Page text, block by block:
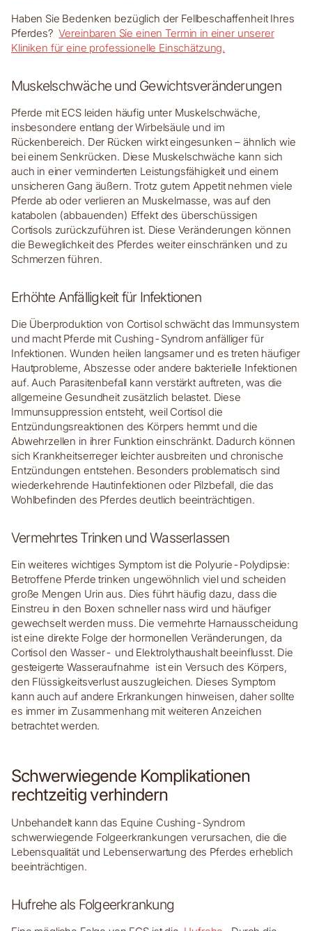
Haben Sie Bedenken bezüglich der Fellbeschaffenheit Ihres
Pferdes? Vereinbaren Sie einen Termin in einer unserer
Kliniken für eine professionelle Einschätzung.
Muskelschwäche und Gewichtsveränderungen
Pferde mit ECS leiden häufig unter Muskelschwäche,
insbesondere entlang der Wirbelsäule und im
Rückenbereich. Der Rücken wirkt eingesunken – ähnlich wie
bei einem Senkrücken. Diese Muskelschwäche kann sich
auch in einer verminderten Leistungsfähigkeit und einem
unsicheren Gang äußern. Trotz gutem Appetit nehmen viele
Pferde ab oder verlieren an Muskelmasse, was auf den
katabolen (abbauenden) Effekt des überschüssigen
Cortisols zurückzuführen ist. Diese Veränderungen können
die Beweglichkeit des Pferdes weiter einschränken und zu
Schmerzen führen.
Erhöhte Anfälligkeit für Infektionen
Die Überproduktion von Cortisol schwächt das Immunsystem
und macht Pferde mit Cushing-Syndrom anfälliger für
Infektionen. Wunden heilen langsamer und es treten häufiger
Hautprobleme, Abszesse oder andere bakterielle Infektionen
auf. Auch Parasitenbefall kann verstärkt auftreten, was die
allgemeine Gesundheit zusätzlich belastet. Diese
Immunsuppression entsteht, weil Cortisol die
Entzündungsreaktionen des Körpers hemmt und die
Abwehrzellen in ihrer Funktion einschränkt. Dadurch können
sich Krankheitserreger leichter ausbreiten und chronische
Entzündungen entstehen. Besonders problematisch sind
wiederkehrende Hautinfektionen oder Pilzbefall, die das
Wohlbefinden des Pferdes deutlich beeinträchtigen.
Vermehrtes Trinken und Wasserlassen
Ein weiteres wichtiges Symptom ist die Polyurie-Polydipsie:
Betroffene Pferde trinken ungewöhnlich viel und scheiden
große Mengen Urin aus. Dies führt häufig dazu, dass die
Einstreu in den Boxen schneller nass wird und häufiger
gewechselt werden muss. Die vermehrte Harnausscheidung
ist eine direkte Folge der hormonellen Veränderungen, da
Cortisol den Wasser- und Elektrolythaushalt beeinflusst. Die
gesteigerte Wasseraufnahme ist ein Versuch des Körpers,
den Flüssigkeitsverlust auszugleichen. Dieses Symptom
kann auch auf andere Erkrankungen hinweisen, daher sollte
es immer im Zusammenhang mit weiteren Anzeichen
betrachtet werden.
Schwerwiegende Komplikationen
rechtzeitig verhindern
Unbehandelt kann das Equine Cushing-Syndrom
schwerwiegende Folgeerkrankungen verursachen, die die
Lebensqualität und Lebenserwartung des Pferdes erheblich
beeinträchtigen.
Hufrehe als Folgeerkrankung